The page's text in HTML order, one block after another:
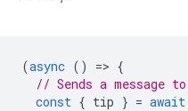
(async () => {
// Sends a message
const { tip } = await